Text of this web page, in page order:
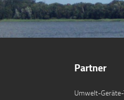
Partner
Umwelt-Geräte-